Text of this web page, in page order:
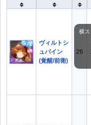
ヴィルトシ
ュバイン
(覚醒/前衛)
26
横ス